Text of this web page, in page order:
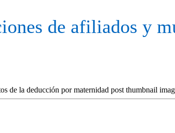
de afiliados y